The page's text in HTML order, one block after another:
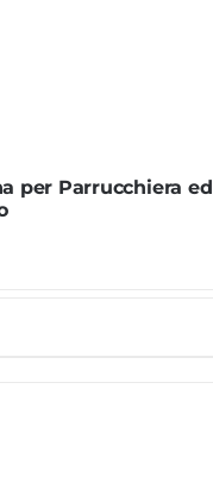
per Parrucchiera ed